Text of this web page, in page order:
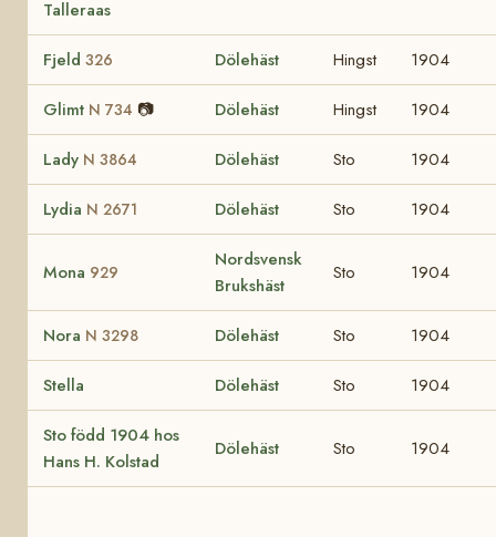
Talleraas
Fjeld 326 Dölehäst Hingst 1904
Glimt N 734 📷 Dölehäst Hingst 1904
Lady N 3864 Dölehäst Sto 1904
Lydia N 2671 Dölehäst Sto 1904
Mona 929
Nordsvensk
Brukshäst
Sto 1904
Nora N 3298 Dölehäst Sto 1904
Stella Dölehäst Sto 1904
Sto född 1904 hos
Hans H. Kolstad
Dölehäst Sto 1904